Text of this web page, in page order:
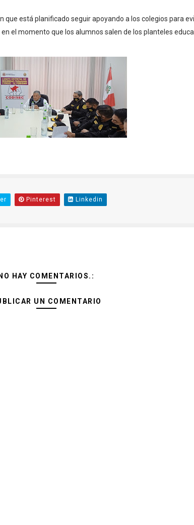
están obligadas a verificar tope de 7
remesas a Venezuela sin comisión tras
nuevo gobierno debe priorizar seguridad y
de vías más duraderas en el Perú
DE 90 DÍAS PARA PROTEGER A TRUJILLO Y VIRÚ
que está planificado seguir apoyando a los colegios para
el momento que los alumnos salen de los planteles
Pinterest Linkedin
NO HAY COMENTARIOS.:
UN COMENTARIO